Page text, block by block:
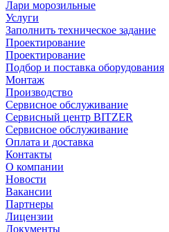
Лари морозильные
Услуги
Заполнить техническое задание
Проектирование
Проектирование
Подбор и поставка оборудования
Монтаж
Производство
Сервисное обслуживание
Сервисный центр BITZER
Сервисное обслуживание
Оплата и доставка
Контакты
О компании
Новости
Вакансии
Партнеры
Лицензии
Документы